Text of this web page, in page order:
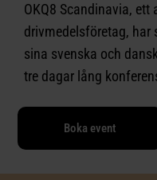
OKQ8 Scandinavia,
drivmedelsföretag, har
sina svenska och
tre dagar lång
Boka event